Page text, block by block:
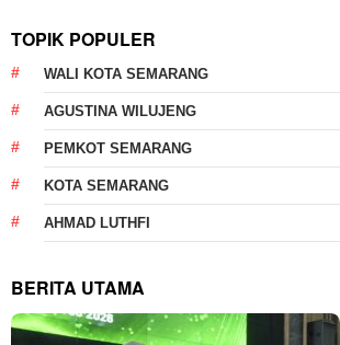
TOPIK POPULER
WALI KOTA SEMARANG
AGUSTINA WILUJENG
PEMKOT SEMARANG
KOTA SEMARANG
AHMAD LUTHFI
BERITA UTAMA